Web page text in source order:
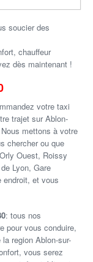
soucier des
chauffeur
dès maintenant !
votre taxi
trajet sur Ablon-
mettons à votre
chercher ou que
Ouest, Roissy
Lyon, Gare
et vous
: tous nos
pour vous conduire,
region Ablon-sur-
vous serez